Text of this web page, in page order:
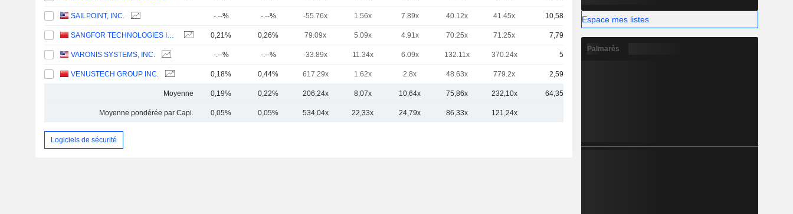
SAILPOINT, INC. -.--% -.--% -55.76x 1.56x 7.89x 40.12x 41.45x 10,58 Md
SANGFOR TECHNOLOGIES INC. 0,21% 0,26% 79.09x 5.09x 4.91x 70.25x 71.25x 7,79 Md
VARONIS SYSTEMS, INC. -.--% -.--% -33.89x 11.34x 6.09x 132.11x 370.24x 5 Md
VENUSTECH GROUP INC. 0,18% 0,44% 617.29x 1.62x 2.8x 48.63x 779.2x 2,59 Md
Moyenne 0,19% 0,22% 206,24x 8,07x 10,64x 75,86x 232,10x 64,35 Md
Moyenne pondérée par Capi. 0,05% 0,05% 534,04x 22,33x 24,79x 86,33x 121,24x
Logiciels de sécurité
Espace mes listes
Palmarès